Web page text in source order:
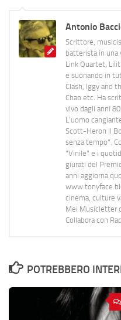
Antonio
Scrittore,
batterista in una
Link Quartet,
e suonando in
Clash, Iggy and
Chao etc. Ha
vivo dagli anni
L’uomo
Scott-Heron Il
senza tempo".
"Vinile" e i
giurati del
anni aggiorna
cinema, culture
Mei Musicletter
Collabora con
POTREBBERO